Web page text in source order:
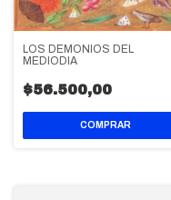
LOS DEMONIOS DEL
MEDIODIA
$56.500,00